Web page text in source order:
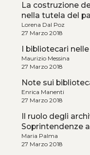
La costruzione
nella tutela del
Lorena Dal Poz
27 Marzo 2018
I bibliotecari
Maurizio Messina
27 Marzo 2018
Note sui
Enrica Manenti
27 Marzo 2018
Il ruolo degli
Soprintendenze
Maria Palma
27 Marzo 2018